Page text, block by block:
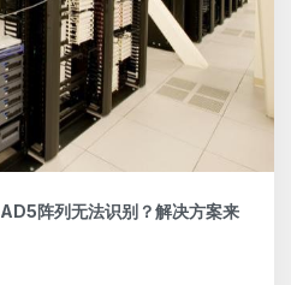
阵列无法识别？解决方案来